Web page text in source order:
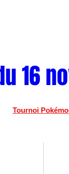
16
Tournoi